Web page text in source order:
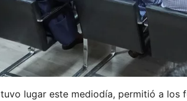
lugar este mediodía, permitió a